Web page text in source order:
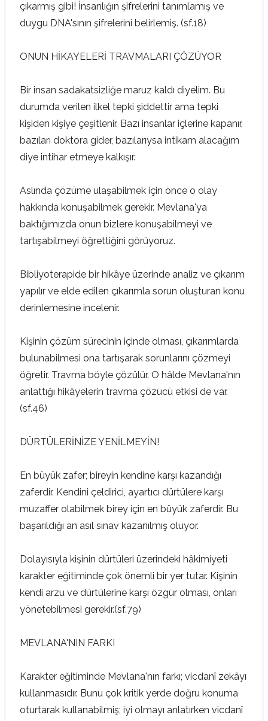
çıkarmış gibi! İnsanlığın şifrelerini tanımlamış ve
duygu DNA'sının şifrelerini belirlemiş. (sf.18)
ONUN HİKAYELERİ TRAVMALARI ÇÖZÜYOR
Bir insan sadakatsizliğe maruz kaldı diyelim. Bu
durumda verilen ilkel tepki şiddettir ama tepki
kişiden kişiye çeşitlenir. Bazı insanlar içlerine kapanır,
bazıları doktora gider, bazılarıysa intikam alacağım
diye intihar etmeye kalkışır.
Aslında çözüme ulaşabilmek için önce o olay
hakkında konuşabilmek gerekir. Mevlana'ya
baktığımızda onun bizlere konuşabilmeyi ve
tartışabilmeyi öğrettiğini görüyoruz.
Bibliyoterapide bir hikâye üzerinde analiz ve çıkarım
yapılır ve elde edilen çıkarımla sorun oluşturan konu
derinlemesine incelenir.
Kişinin çözüm sürecinin içinde olması, çıkarımlarda
bulunabilmesi ona tartışarak sorunlarını çözmeyi
öğretir. Travma böyle çözülür. O hâlde Mevlana'nın
anlattığı hikâyelerin travma çözücü etkisi de var.
(sf.46)
DÜRTÜLERİNİZE YENİLMEYİN!
En büyük zafer; bireyin kendine karşı kazandığı
zaferdir. Kendini çeldirici, ayartıcı dürtülere karşı
muzaffer olabilmek birey için en büyük zaferdir. Bu
başarıldığı an asıl sınav kazanılmış oluyor.
Dolayısıyla kişinin dürtüleri üzerindeki hâkimiyeti
karakter eğitiminde çok önemli bir yer tutar. Kişinin
kendi arzu ve dürtülerine karşı özgür olması, onları
yönetebilmesi gerekir.(sf.79)
MEVLANA'NIN FARKI
Karakter eğitiminde Mevlana'nın farkı; vicdanî zekâyı
kullanmasıdır. Bunu çok kritik yerde doğru konuma
oturtarak kullanabilmiş; iyi olmayı anlatırken vicdanî